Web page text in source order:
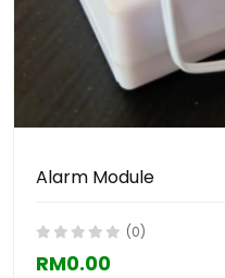
Alarm Module
(0)
RM0.00